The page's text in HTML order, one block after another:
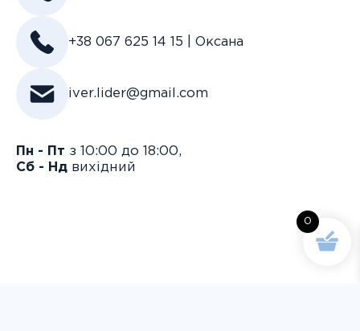
+38 067 625 14 15 | Оксана
iver.lider@gmail.com
Пн - Пт з 10:00 до 18:00,
Сб - Нд вихідний
0